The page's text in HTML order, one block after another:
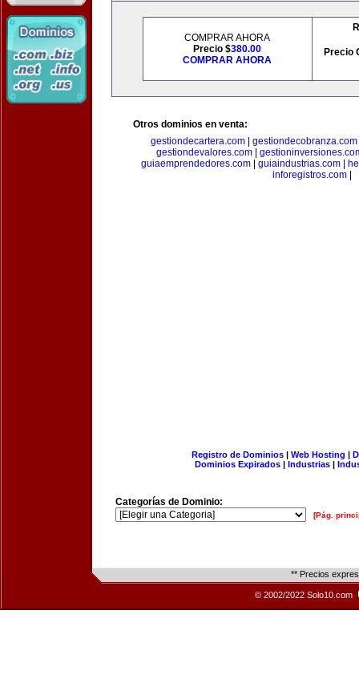
COMPRAR AHORA
Precio $380.00
COMPRAR AHORA
Precio
Otros dominios en venta:
gestiondecartera.com| gestiondecobranza.com
gestiondevalores.com|
guiaemprendedores.com
guiaindustrias.com
inforegistros.com|
Registro de Dominios| Web Hosting |
Dominios Expirados | Industrias |
Categorías de Dominio:
[Pág.
** Precios
© 2002/2022 Solo10.com